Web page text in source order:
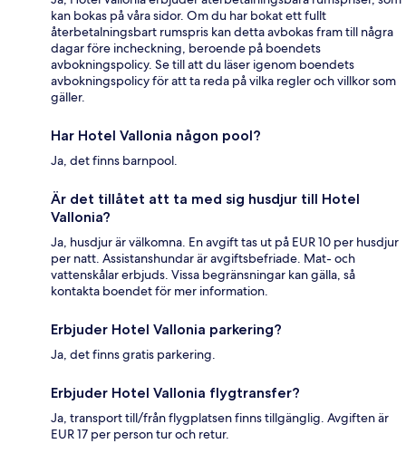
kan bokas på våra sidor. Om du har bokat ett fullt
återbetalningsbart rumspris kan detta avbokas fram till några
dagar före incheckning, beroende på boendets
avbokningspolicy. Se till att du läser igenom boendets
avbokningspolicy för att ta reda på vilka regler och villkor som
gäller.
Har Hotel Vallonia någon pool?
Ja, det finns barnpool.
Är det tillåtet att ta med sig husdjur till Hotel
Vallonia?
Ja, husdjur är välkomna. En avgift tas ut på EUR 10 per husdjur
per natt. Assistanshundar är avgiftsbefriade. Mat- och
vattenskålar erbjuds. Vissa begränsningar kan gälla, så
kontakta boendet för mer information.
Erbjuder Hotel Vallonia parkering?
Ja, det finns gratis parkering.
Erbjuder Hotel Vallonia flygtransfer?
Ja, transport till/från flygplatsen finns tillgänglig. Avgiften är
EUR 17 per person tur och retur.